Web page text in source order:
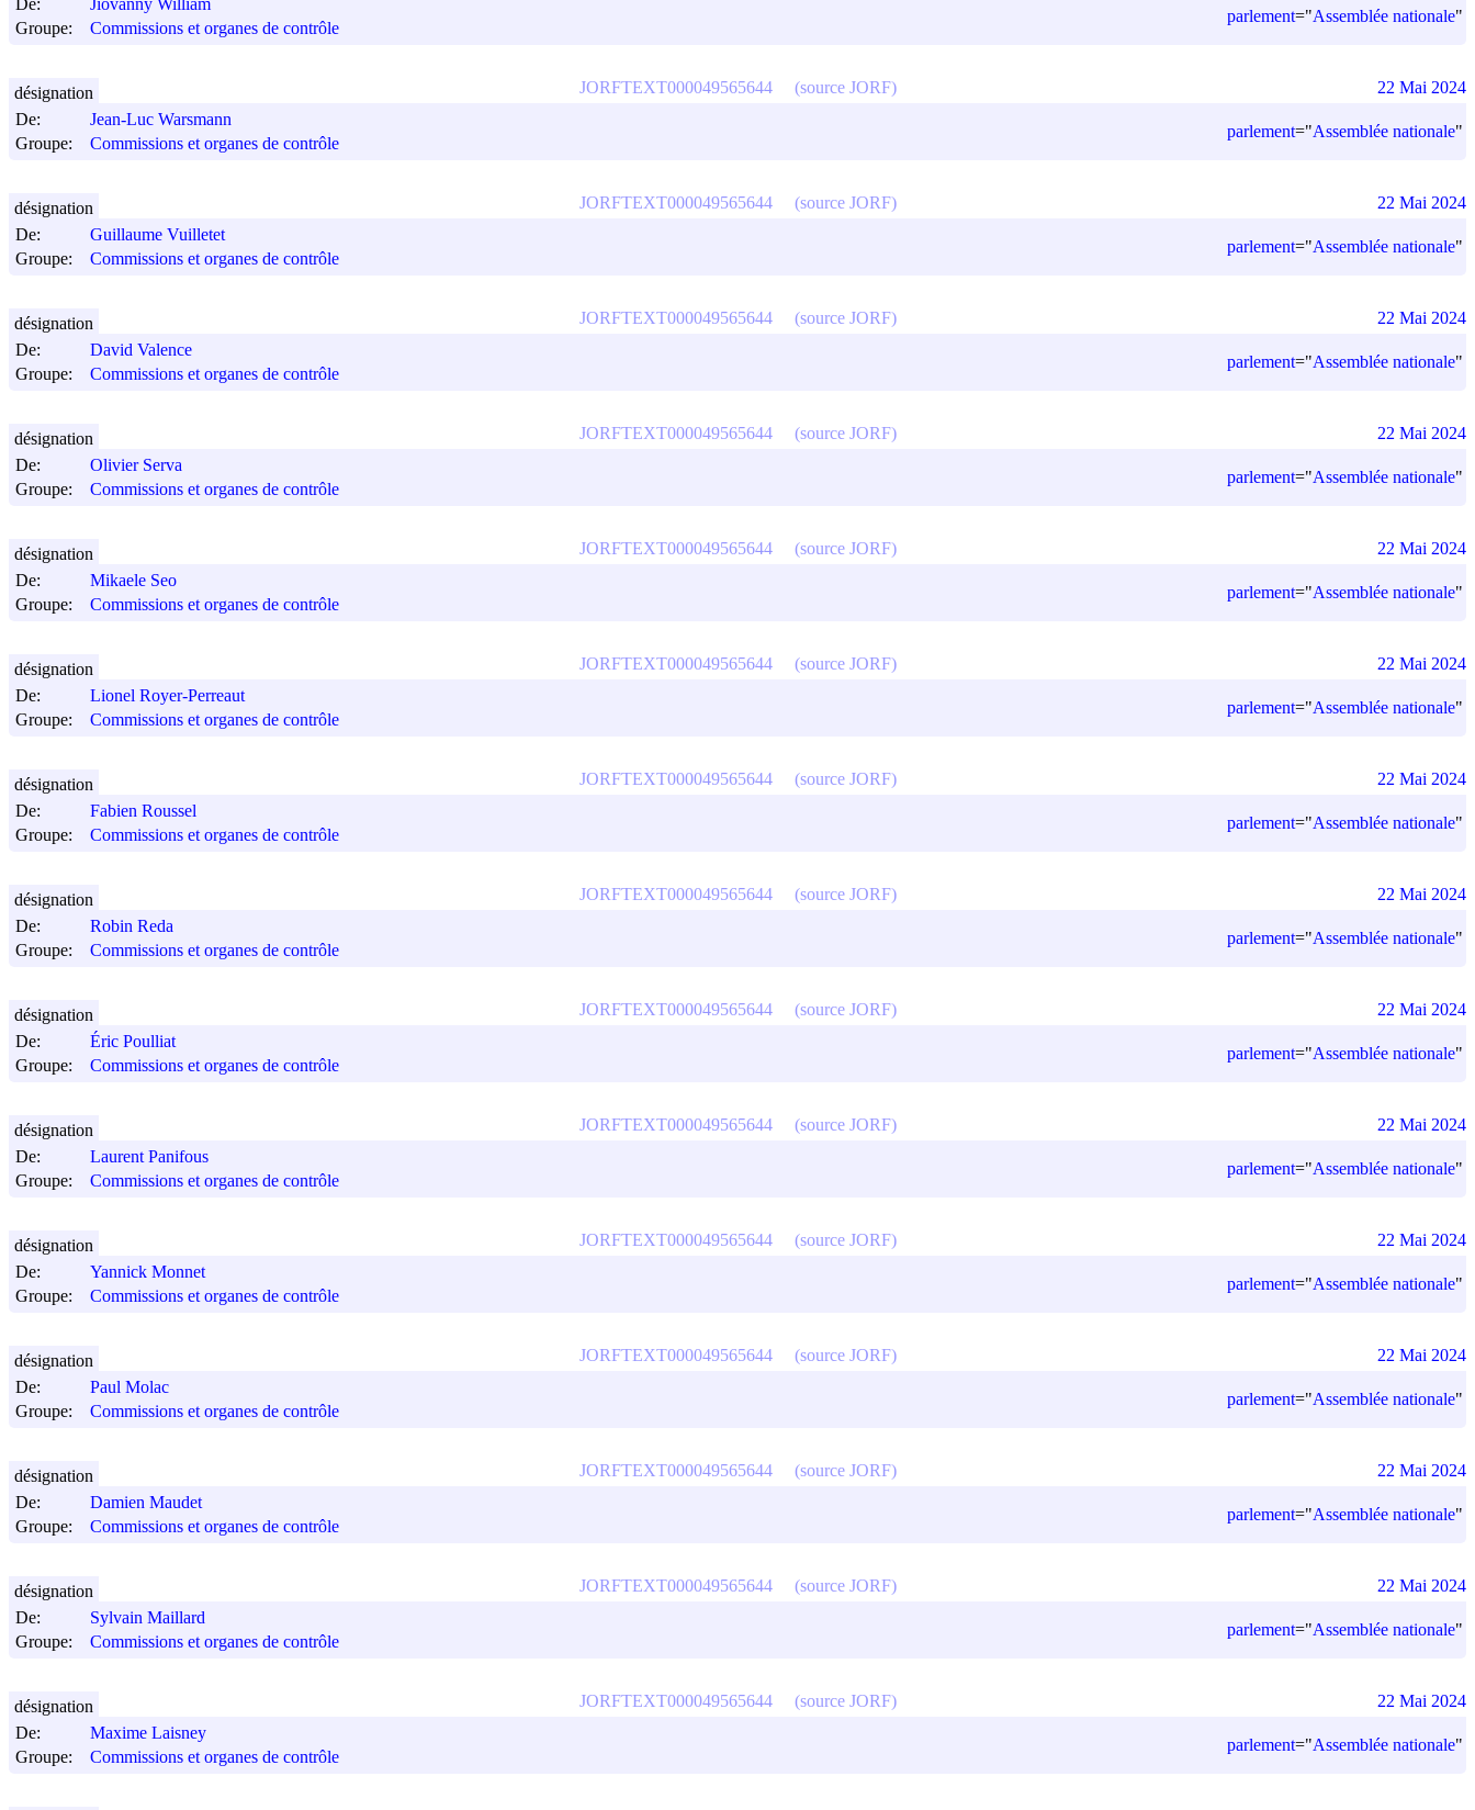
Jiovanny William
Groupe:
Commissions et organes de contrôle
parlement="Assemblée nationale"
De:
Jean-Luc Warsmann
Groupe:
Commissions et organes de contrôle
parlement="Assemblée nationale"
JORFTEXT000049565644 (source JORF)
désignation 22 Mai 2024
De:
Guillaume Vuilletet
Groupe:
Commissions et organes de contrôle
parlement="Assemblée nationale"
JORFTEXT000049565644 (source JORF)
désignation 22 Mai 2024
De:
David Valence
Groupe:
Commissions et organes de contrôle
parlement="Assemblée nationale"
JORFTEXT000049565644 (source JORF)
désignation 22 Mai 2024
De:
Olivier Serva
Groupe:
Commissions et organes de contrôle
parlement="Assemblée nationale"
JORFTEXT000049565644 (source JORF)
désignation 22 Mai 2024
De:
Mikaele Seo
Groupe:
Commissions et organes de contrôle
parlement="Assemblée nationale"
JORFTEXT000049565644 (source JORF)
désignation 22 Mai 2024
De:
Lionel Royer-Perreaut
Groupe:
Commissions et organes de contrôle
parlement="Assemblée nationale"
JORFTEXT000049565644 (source JORF)
désignation 22 Mai 2024
De:
Fabien Roussel
Groupe:
Commissions et organes de contrôle
parlement="Assemblée nationale"
JORFTEXT000049565644 (source JORF)
désignation 22 Mai 2024
De:
Robin Reda
Groupe:
Commissions et organes de contrôle
parlement="Assemblée nationale"
JORFTEXT000049565644 (source JORF)
désignation 22 Mai 2024
De:
Éric Poulliat
Groupe:
Commissions et organes de contrôle
parlement="Assemblée nationale"
JORFTEXT000049565644 (source JORF)
désignation 22 Mai 2024
De:
Laurent Panifous
Groupe:
Commissions et organes de contrôle
parlement="Assemblée nationale"
JORFTEXT000049565644 (source JORF)
désignation 22 Mai 2024
De:
Yannick Monnet
Groupe:
Commissions et organes de contrôle
parlement="Assemblée nationale"
JORFTEXT000049565644 (source JORF)
désignation 22 Mai 2024
De:
Paul Molac
Groupe:
Commissions et organes de contrôle
parlement="Assemblée nationale"
JORFTEXT000049565644 (source JORF)
désignation 22 Mai 2024
De:
Damien Maudet
Groupe:
Commissions et organes de contrôle
parlement="Assemblée nationale"
JORFTEXT000049565644 (source JORF)
désignation 22 Mai 2024
De:
Sylvain Maillard
Groupe:
Commissions et organes de contrôle
parlement="Assemblée nationale"
JORFTEXT000049565644 (source JORF)
désignation 22 Mai 2024
De:
Maxime Laisney
Groupe:
Commissions et organes de contrôle
parlement="Assemblée nationale"
JORFTEXT000049565644 (source JORF)
désignation 22 Mai 2024